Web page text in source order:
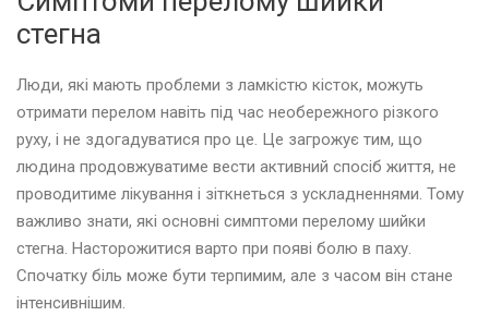
стегна
Люди, які мають проблеми з ламкістю кісток, можуть
отримати перелом навіть під час необережного різкого
руху, і не здогадуватися про це. Це загрожує тим, що
людина продовжуватиме вести активний спосіб життя, не
проводитиме лікування і зіткнеться з ускладненнями. Тому
важливо знати, які основні симптоми перелому шийки
стегна. Насторожитися варто при появі болю в паху.
Спочатку біль може бути терпимим, але з часом він стане
інтенсивнішим.